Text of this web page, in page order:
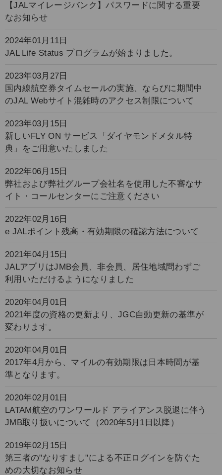
【JALマイレージバンク】パスワードに関する重要
なお知らせ
2024年01月11日
JAL Life Status プログラムが始まりました。
2023年03月27日
国内線航空券タイムセールの実施、ならびに期間中
のJAL Webサイト混雑時のアクセス制限について
2023年03月15日
新しいFLY ON サービス「ダイヤモンドメタル特
典」をご用意いたしました
2022年06月15日
弊社および弊社グループ会社名を使用した不審なサ
イト・コールセンターにご注意ください
2022年02月16日
e JALポイント残高・有効期限の確認方法について
2021年04月15日
JALアプリはJMB会員、非会員、居住地域問わずご
利用いただけるようになりました
2020年04月01日
2021年度の資格の更新より、JGC自動更新の基準が
変わります。
2020年04月01日
2017年4月から、マイルの有効期限は日本時間が基
準となります。
2020年02月01日
LATAM航空のワンワールド アライアンス脱退に伴う
JMB取り扱いについて（2020年5月1日以降）
2019年02月15日
第三者の"なりすまし"による不正ログインを防ぐた
めの大切なお知らせ